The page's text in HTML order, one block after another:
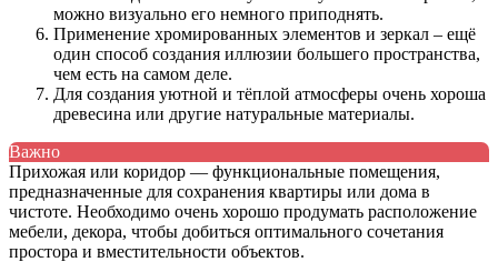
можно визуально его немного приподнять.
Применение хромированных элементов и зеркал – ещё
один способ создания иллюзии большего пространства,
чем есть на самом деле.
Для создания уютной и тёплой атмосферы очень хороша
древесина или другие натуральные материалы.
Важно
Прихожая или коридор — функциональные помещения,
предназначенные для сохранения квартиры или дома в
чистоте. Необходимо очень хорошо продумать расположение
мебели, декора, чтобы добиться оптимального сочетания
простора и вместительности объектов.